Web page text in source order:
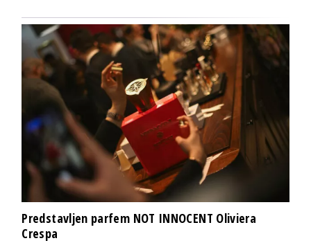
Predstavljen parfem NOT INNOCENT Oliviera
Crespa